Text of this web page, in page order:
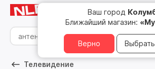
Мурманск
Ваш город
Ближайший магазин:
Верно
Телевидение